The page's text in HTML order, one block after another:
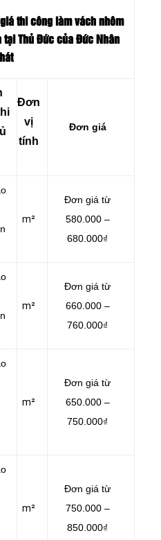
thi công làm vách nhôm
tại Thủ Đức của Đức Nhân
Đơn
vị
tính
Đơn giá
m²
Đơn giá từ
580.000 –
680.000₫
m²
Đơn giá từ
660.000 –
760.000₫
m²
Đơn giá từ
650.000 –
750.000₫
m²
Đơn giá từ
750.000 –
850.000₫